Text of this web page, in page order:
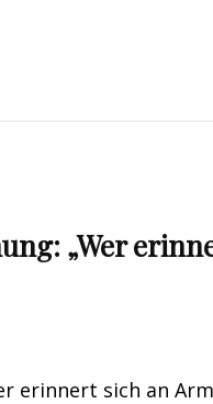
„Wer
erinnert sich an